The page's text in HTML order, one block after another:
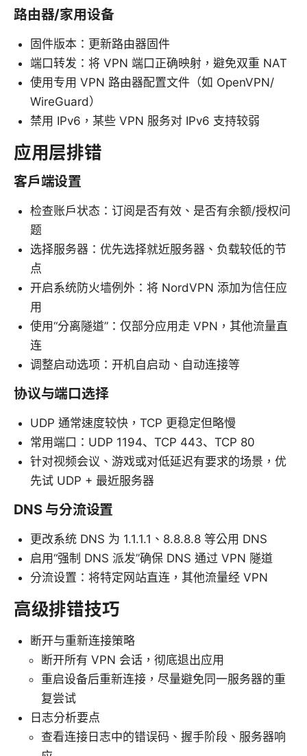
路由器/家用设备
固件版本：更新路由器固件
端口转发：将 VPN 端口正确映射，避免双重 NAT
使用专用 VPN 路由器配置文件（如 OpenVPN/
WireGuard）
禁用 IPv6，某些 VPN 服务对 IPv6 支持较弱
应用层排错
客户端设置
检查账户状态：订阅是否有效、是否有余额/授权问
题
选择服务器：优先选择就近服务器、负载较低的节
点
开启系统防火墙例外：将 NordVPN 添加为信任应
用
使用“分离隧道”：仅部分应用走 VPN，其他流量直
连
调整启动选项：开机自启动、自动连接等
协议与端口选择
UDP 通常速度较快，TCP 更稳定但略慢
常用端口：UDP 1194、TCP 443、TCP 80
针对视频会议、游戏或对低延迟有要求的场景，优
先试 UDP + 最近服务器
DNS 与分流设置
更改系统 DNS 为 1.1.1.1、8.8.8.8 等公用 DNS
启用“强制 DNS 派发”确保 DNS 通过 VPN 隧道
分流设置：将特定网站直连，其他流量经 VPN
高级排错技巧
断开与重新连接策略
断开所有 VPN 会话，彻底退出应用
重启设备后重新连接，尽量避免同一服务器的重
复尝试
日志分析要点
查看连接日志中的错误码、握手阶段、服务器响